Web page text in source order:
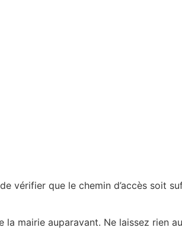
vérifier que le chemin d’accès soit
mairie auparavant. Ne laissez rien